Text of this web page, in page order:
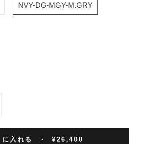
NVY-DG-MGY-M.GRY
に入れる ¥26,400